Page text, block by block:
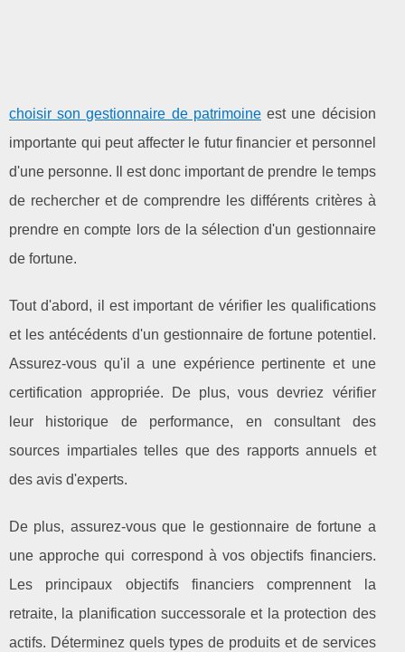
choisir son gestionnaire de patrimoineest une décision
importante qui peut affecter le futur financier et personnel
d'une personne. Il est donc important de prendre le temps
de rechercher et de comprendre les différents critères à
prendre en compte lors de la sélection d'un gestionnaire
de fortune.
Tout d'abord, il est important de vérifier les qualifications
et les antécédents d'un gestionnaire de fortune potentiel.
Assurez-vous qu'il a une expérience pertinente et une
certification appropriée. De plus, vous devriez vérifier
leur historique de performance, en consultant des
sources impartiales telles que des rapports annuels et
des avis d'experts.
De plus, assurez-vous que le gestionnaire de fortune a
une approche qui correspond à vos objectifs financiers.
Les principaux objectifs financiers comprennent la
retraite, la planification successorale et la protection des
actifs. Déterminez quels types de produits et de services